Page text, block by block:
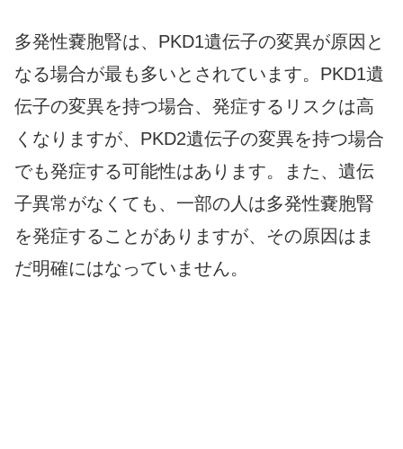
多発性嚢胞腎は、PKD1遺伝子の変異が原因と
なる場合が最も多いとされています。PKD1遺
伝子の変異を持つ場合、発症するリスクは高
くなりますが、PKD2遺伝子の変異を持つ場合
でも発症する可能性はあります。また、遺伝
子異常がなくても、一部の人は多発性嚢胞腎
を発症することがありますが、その原因はま
だ明確にはなっていません。